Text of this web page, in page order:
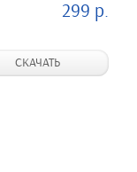
299 р.
СКАЧАТЬ